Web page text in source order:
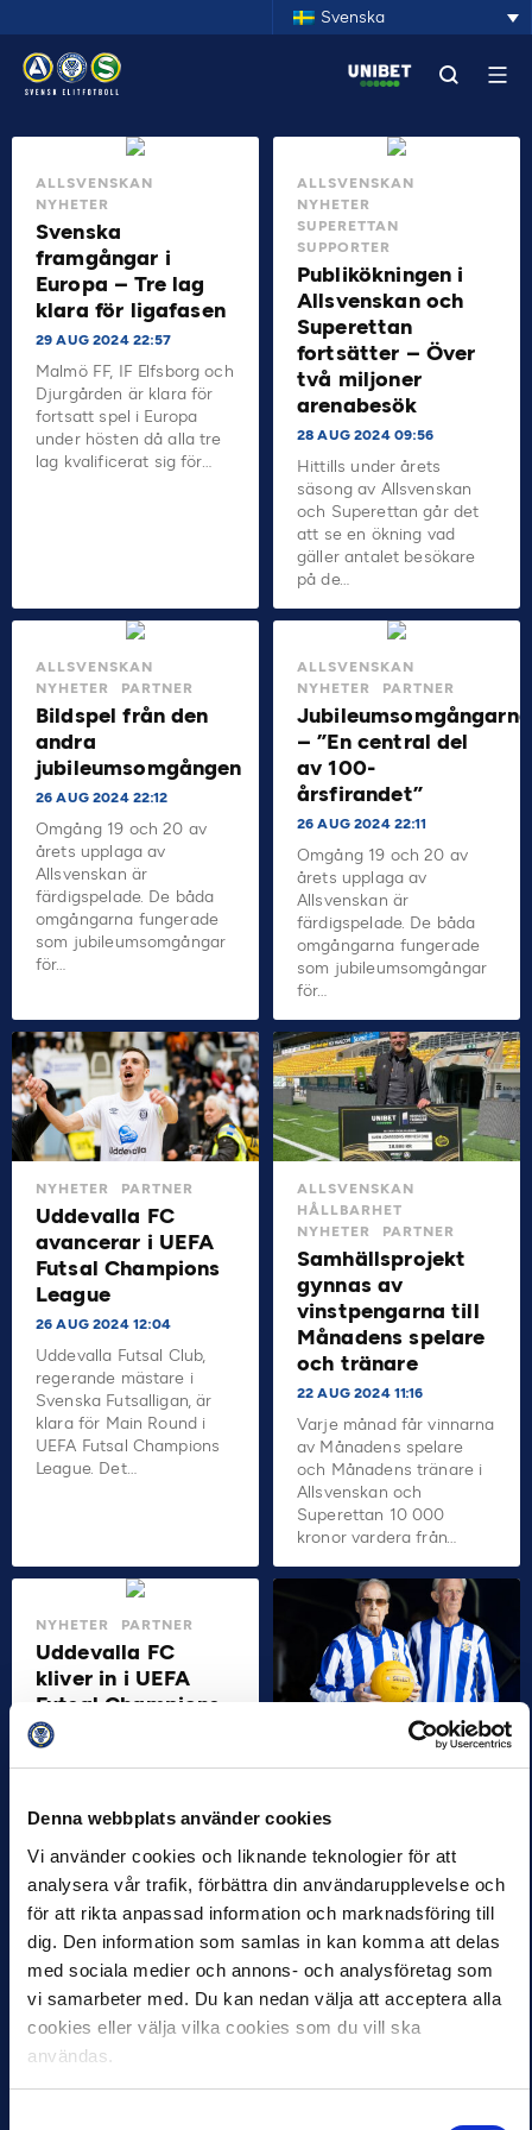
Denna webbplats använder cookies
Vi använder cookies och liknande teknologier för att
analysera vår trafik, förbättra din användarupplevelse och
för att rikta anpassad information och marknadsföring till
dig. Den information som samlas in kan komma att delas
med sociala medier och annons- och analysföretag som
vi samarbeter med. Du kan nedan välja att acceptera alla
cookies eller välja vilka cookies som du vill ska
användas.
Svenska
ALLSVENSKAN
NYHETER
Svenska
framgångar i
Europa – Tre lag
klara för ligafasen
29 AUG 2024 22:57
Malmö FF, IF Elfsborg och
Djurgården är klara för
fortsatt spel i Europa
under hösten då alla tre
lag kvalificerat sig för…
ALLSVENSKAN
NYHETER
SUPERETTAN
SUPPORTER
Publikökningen i
Allsvenskan och
Superettan
fortsätter – Över
två miljoner
arenabesök
28 AUG 2024 09:56
Hittills under årets
säsong av Allsvenskan
och Superettan går det
att se en ökning vad
gäller antalet besökare
på de…
ALLSVENSKAN
NYHETER
PARTNER
Bildspel från den
andra
jubileumsomgången
26 AUG 2024 22:12
Omgång 19 och 20 av
årets upplaga av
Allsvenskan är
färdigspelade. De båda
omgångarna fungerade
som jubileumsomgångar
för…
ALLSVENSKAN
NYHETER
PARTNER
Jubileumsomgångarna
– ”En central del
av 100-
årsfirandet”
26 AUG 2024 22:11
Omgång 19 och 20 av
årets upplaga av
Allsvenskan är
färdigspelade. De båda
omgångarna fungerade
som jubileumsomgångar
för…
NYHETER PARTNER
Uddevalla FC
avancerar i UEFA
Futsal Champions
League
26 AUG 2024 12:04
Uddevalla Futsal Club,
regerande mästare i
Svenska Futsalligan, är
klara för Main Round i
UEFA Futsal Champions
League. Det…
ALLSVENSKAN
HÅLLBARHET
NYHETER
PARTNER
Samhällsprojekt
gynnas av
vinstpengarna till
Månadens spelare
och tränare
22 AUG 2024 11:16
Varje månad får vinnarna
av Månadens spelare
och Månadens tränare i
Allsvenskan och
Superettan 10 000
kronor vardera från…
NYHETER PARTNER
Uddevalla FC
kliver in i UEFA
Futsal Champions
League
regerande mästare i
kliver under onsdagen in i
UEFA Futsal Champions
Leagues…
ALLSVENSKAN
första
19 AUG 2024 15:04
I helgen spelades den
första av två
jubileumsomgångar för
att fira och
uppmärksamma
Allsvenskans 100-åriga
historia. Totalt…